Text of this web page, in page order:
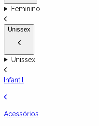
Feminino
Unissex
Unissex
Infantil
Acessórios